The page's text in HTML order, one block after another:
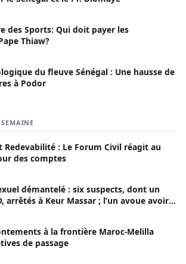
des Sports: Qui doit payer les
Thiaw?
du fleuve Sénégal : Une hausse de
à Podor
SEMAINE
Redevabilité : Le Forum Civil réagit au
des comptes
démantelé : six suspects, dont un
arrêtés à Keur Massar ; l’un avoue avoir
2018
à la frontière Maroc-Melilla
de passage